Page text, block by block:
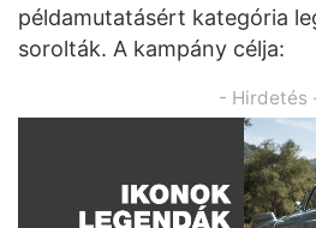
példamutatásért kategória
sorolták. A kampány célja:
- Hirdetés